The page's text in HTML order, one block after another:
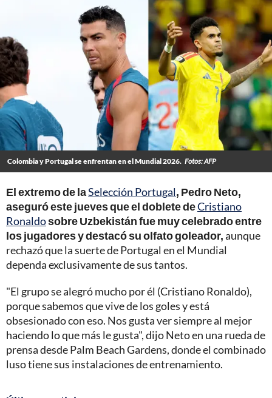
Colombia y Portugal se enfrentan en el Mundial 2026. Fotos: AFP
El extremo de laSelección Portugal, Pedro Neto,
aseguró este jueves que el doblete deCristiano
Ronaldosobre Uzbekistán fue muy celebrado entre
los jugadores y destacó su olfato goleador,aunque
rechazó que la suerte de Portugal en el Mundial
dependa exclusivamente de sus tantos.
"El grupo se alegró mucho por él (Cristiano Ronaldo),
porque sabemos que vive de los goles y está
obsesionado con eso. Nos gusta ver siempre al mejor
haciendo lo que más le gusta", dijo Neto en una rueda de
prensa desde Palm Beach Gardens, donde el combinado
luso tiene sus instalaciones de entrenamiento.